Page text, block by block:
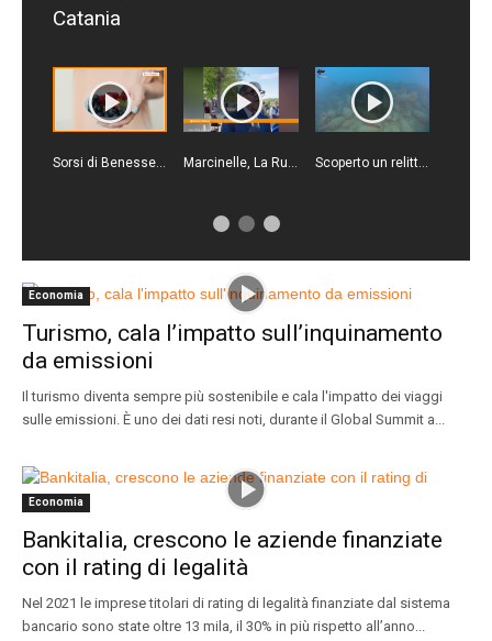
Catania
Scoperto un relitto romano con centinaia di anfore al largo di Mazara del Vallo
Economia
Turismo, cala l’impatto sull’inquinamento
da emissioni
Il turismo diventa sempre più sostenibile e cala l'impatto dei viaggi
sulle emissioni. È uno dei dati resi noti, durante il Global Summit a...
Economia
Bankitalia, crescono le aziende finanziate
con il rating di legalità
Nel 2021 le imprese titolari di rating di legalità finanziate dal sistema
bancario sono state oltre 13 mila, il 30% in più rispetto all’anno...